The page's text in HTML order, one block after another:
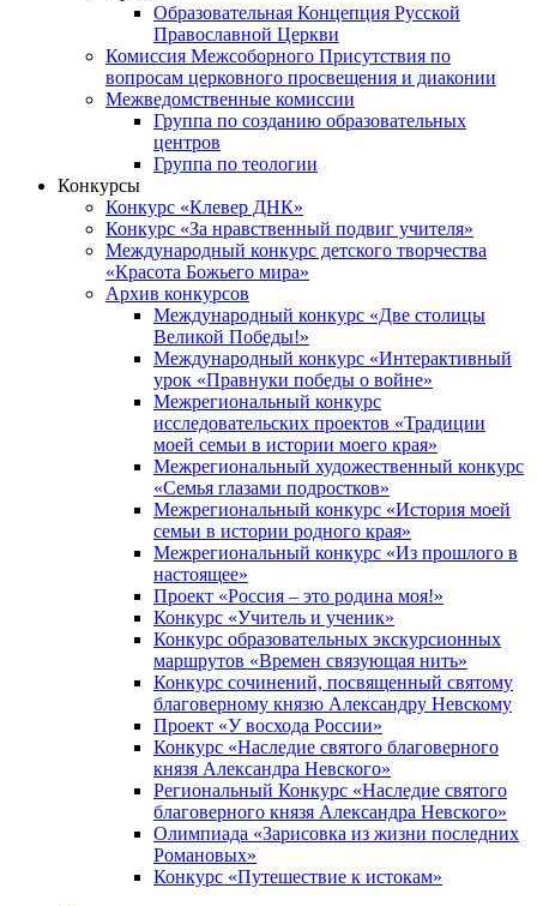
Образовательная Концепция Русской
Православной Церкви
Комиссия Межсоборного Присутствия по
вопросам церковного просвещения и диаконии
Межведомственные комиссии
Группа по созданию образовательных
центров
Группа по теологии
Конкурсы
Конкурс «Клевер ДНК»
Конкурс «За нравственный подвиг учителя»
Международный конкурс детского творчества
«Красота Божьего мира»
Архив конкурсов
Международный конкурс «Две столицы
Великой Победы!»
Международный конкурс «Интерактивный
урок «Правнуки победы о войне»
Межрегиональный конкурс
исследовательских проектов «Традиции
моей семьи в истории моего края»
Межрегиональный художественный конкурс
«Семья глазами подростков»
Межрегиональный конкурс «История моей
семьи в истории родного края»
Межрегиональный конкурс «Из прошлого в
настоящее»
Проект «Россия – это родина моя!»
Конкурс «Учитель и ученик»
Конкурс образовательных экскурсионных
маршрутов «Времен связующая нить»
Конкурс сочинений, посвященный святому
благоверному князю Александру Невскому
Проект «У восхода России»
Конкурс «Наследие святого благоверного
князя Александра Невского»
Региональный Конкурс «Наследие святого
благоверного князя Александра Невского»
Олимпиада «Зарисовка из жизни последних
Романовых»
Конкурс «Путешествие к истокам»